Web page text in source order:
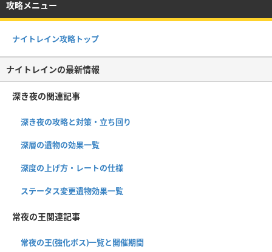
攻略メニュー
ナイトレイン攻略トップ
ナイトレインの最新情報
深き夜の関連記事
深き夜の攻略と対策・立ち回り
深層の遺物の効果一覧
深度の上げ方・レートの仕様
ステータス変更遺物効果一覧
常夜の王関連記事
常夜の王(強化ボス)一覧と開催期間